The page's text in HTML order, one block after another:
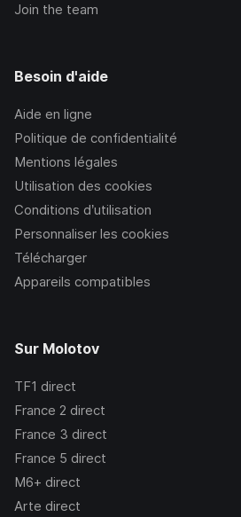
Join the team
Besoin d'aide
Aide en ligne
Politique de confidentialité
Mentions légales
Utilisation des cookies
Conditions d’utilisation
Personnaliser les cookies
Télécharger
Appareils compatibles
Sur Molotov
TF1 direct
France 2 direct
France 3 direct
France 5 direct
M6+ direct
Arte direct